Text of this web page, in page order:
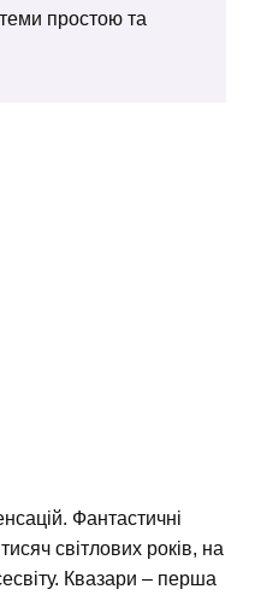
простою та
Фантастичні
світлових років, на
Квазари – перша